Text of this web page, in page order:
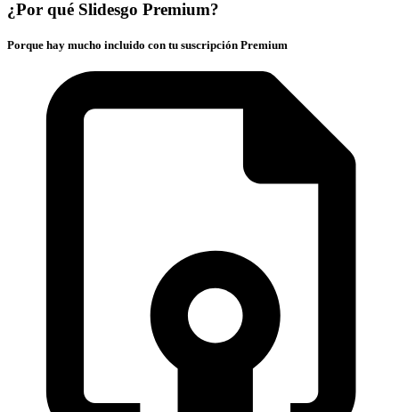
¿Por qué Slidesgo Premium?
Porque hay mucho incluido con tu suscripción Premium